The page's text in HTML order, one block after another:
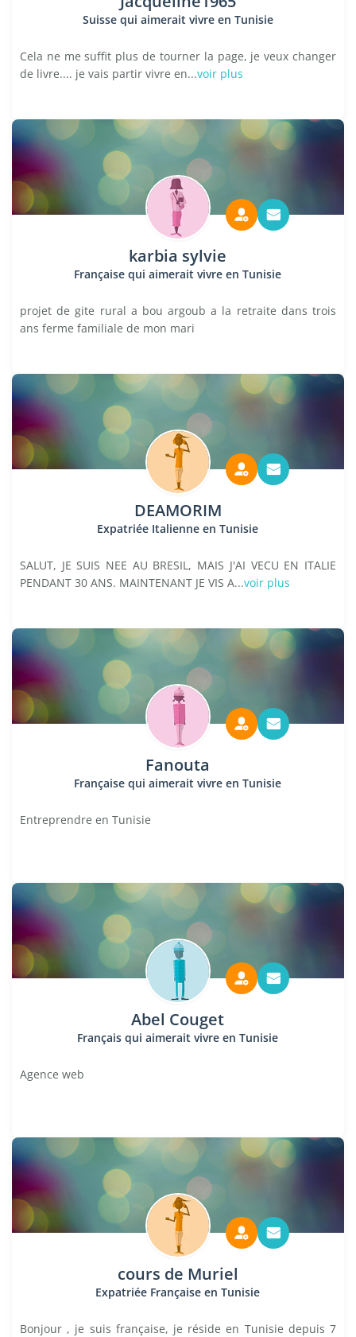
Suisse qui aimerait vivre en Tunisie
Cela ne me suffit plus de tourner la page, je veux changer
de livre.... je vais partir vivre en...voir plus
karbia sylvie
Française qui aimerait vivre en Tunisie
projet de gite rural a bou argoub a la retraite dans trois
ans ferme familiale de mon mari
DEAMORIM
Expatriée Italienne en Tunisie
SALUT, JE SUIS NEE AU BRESIL, MAIS J'AI VECU EN ITALIE
PENDANT 30 ANS. MAINTENANT JE VIS A...voir plus
Fanouta
Française qui aimerait vivre en Tunisie
Entreprendre en Tunisie
Abel Couget
Français qui aimerait vivre en Tunisie
Agence web
cours de Muriel
Expatriée Française en Tunisie
Bonjour , je suis française, je réside en Tunisie depuis 7